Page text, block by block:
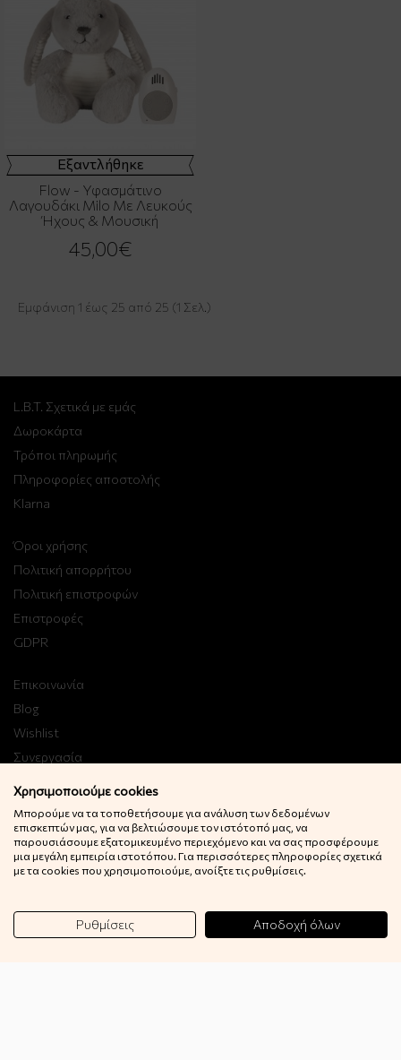
Εξαντλήθηκε
Flow - Υφασμάτινο
Λαγουδάκι Milo Με Λευκούς
Ήχους & Μουσική
45,00€
Εμφάνιση 1 έως 25 από 25 (1 Σελ.)
L.B.T. Σχετικά με εμάς
Δωροκάρτα
Τρόποι πληρωμής
Πληροφορίες αποστολής
Klarna
Όροι χρήσης
Πολιτική απορρήτου
Πολιτική επιστροφών
Επιστροφές
GDPR
Επικοινωνία
Blog
Wishlist
Συνεργασία
Εγγραφή στο Newsletter
Κερδίστε 10% έκπτωση στην πρώτη σας παραγγελία!
Εγγραφή
Χρησιμοποιούμε cookies
Μπορούμε να τα τοποθετήσουμε για ανάλυση των δεδομένων
επισκεπτών μας, για να βελτιώσουμε τον ιστότοπό μας, να
παρουσιάσουμε εξατομικευμένο περιεχόμενο και να σας προσφέρουμε
μια μεγάλη εμπειρία ιστοτόπου. Για περισσότερες πληροφορίες σχετικά
με τα cookies που χρησιμοποιούμε, ανοίξτε τις ρυθμίσεις.
Ρυθμίσεις Αποδοχή όλων